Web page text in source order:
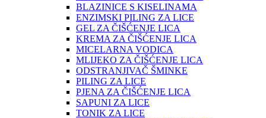
BLAZINICE S KISELINAMA
ENZIMSKI PILING ZA LICE
GEL ZA ČIŠĆENJE LICA
KREMA ZA ČIŠĆENJE LICA
MICELARNA VODICA
MLIJEKO ZA ČIŠĆENJE LICA
ODSTRANJIVAČ ŠMINKE
PILING ZA LICE
PJENA ZA ČIŠĆENJE LICA
SAPUNI ZA LICE
TONIK ZA LICE